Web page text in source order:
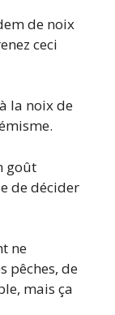
de noix
ceci
la noix de
goût
de décider
ne
pêches, de
mais ça